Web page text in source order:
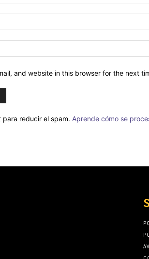
and website in this browser for the next
para reducir el spam. Aprende cómo se